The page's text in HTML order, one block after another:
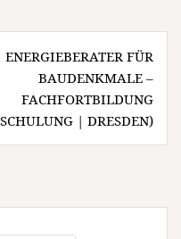
ENERGIEBERATER FÜR
BAUDENKMALE –
FACHFORTBILDUNG
| DRESDEN)